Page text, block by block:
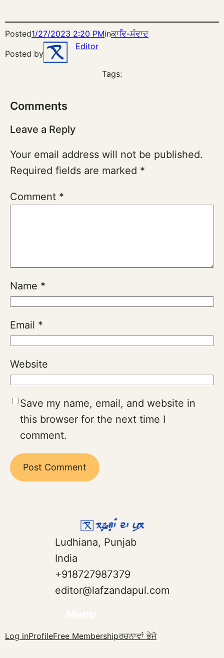
Posted1/27/2023 2:20 PMinਕਾਵਿ-ਸੰਵਾਦ
Posted by
Editor
Tags:
Comments
Leave a Reply
Your email address will not be published.
Required fields are marked *
Comment *
Name *
Email *
Website
Save my name, email, and website in
this browser for the next time I
comment.
Ludhiana, Punjab
India
+918727987379
editor@lafzandapul.com
Log inProfileFree Membershipਰਚਨਾਵਾਂ ਭੇਜੋ